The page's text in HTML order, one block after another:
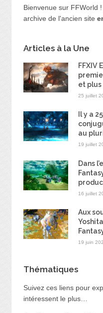
Bienvenue sur FFWorld
archive de l'ancien site
Articles à la Une
FFXIV
et plus
25 juillet
Il y a
au
19 juillet
Dans
16 juillet
Aux
19 juin
Thématiques
Suivez ces liens pour
intéressent le plus…